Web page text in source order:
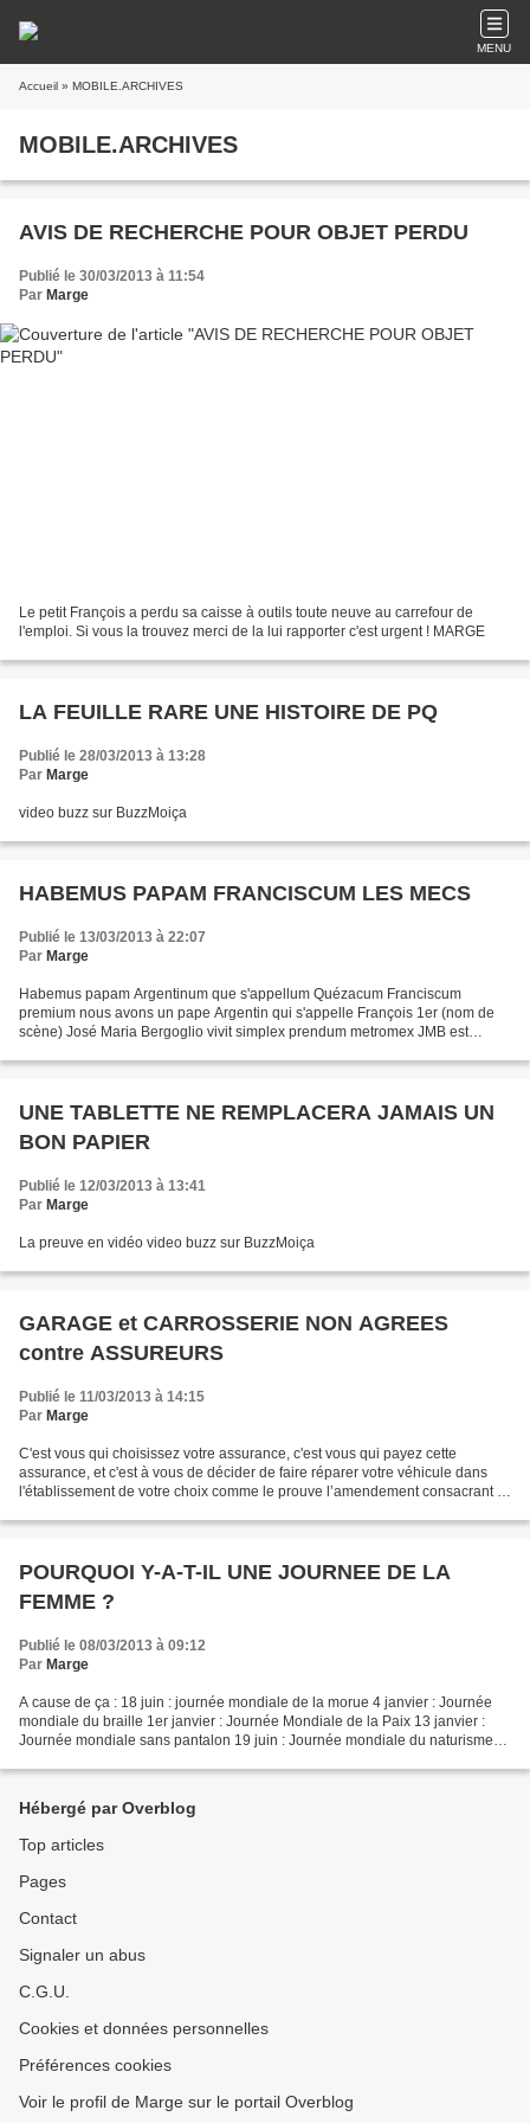
MENU
Accueil » MOBILE.ARCHIVES
MOBILE.ARCHIVES
AVIS DE RECHERCHE POUR OBJET PERDU
Publié le 30/03/2013 à 11:54
Par Marge
Le petit François a perdu sa caisse à outils toute neuve au carrefour de
l'emploi. Si vous la trouvez merci de la lui rapporter c'est urgent ! MARGE
LA FEUILLE RARE UNE HISTOIRE DE PQ
Publié le 28/03/2013 à 13:28
Par Marge
video buzz sur BuzzMoiça
HABEMUS PAPAM FRANCISCUM LES MECS
Publié le 13/03/2013 à 22:07
Par Marge
Habemus papam Argentinum que s'appellum Quézacum Franciscum
premium nous avons un pape Argentin qui s'appelle François 1er (nom de
scène) José Maria Bergoglio vivit simplex prendum metromex JMB est
UNE TABLETTE NE REMPLACERA JAMAIS UN
BON PAPIER
Publié le 12/03/2013 à 13:41
Par Marge
La preuve en vidéo video buzz sur BuzzMoiça
GARAGE et CARROSSERIE NON AGREES
contre ASSUREURS
Publié le 11/03/2013 à 14:15
Par Marge
C'est vous qui choisissez votre assurance, c'est vous qui payez cette
assurance, et c'est à vous de décider de faire réparer votre véhicule dans
l'établissement de votre choix comme le prouve l’amendement consacrant le
POURQUOI Y-A-T-IL UNE JOURNEE DE LA
FEMME ?
Publié le 08/03/2013 à 09:12
Par Marge
A cause de ça : 18 juin : journée mondiale de la morue 4 janvier : Journée
mondiale du braille 1er janvier : Journée Mondiale de la Paix 13 janvier :
Journée mondiale sans pantalon 19 juin : Journée mondiale du naturisme
Hébergé par Overblog
Top articles
Pages
Contact
Signaler un abus
C.G.U.
Cookies et données personnelles
Préférences cookies
Voir le profil de Marge sur le portail Overblog